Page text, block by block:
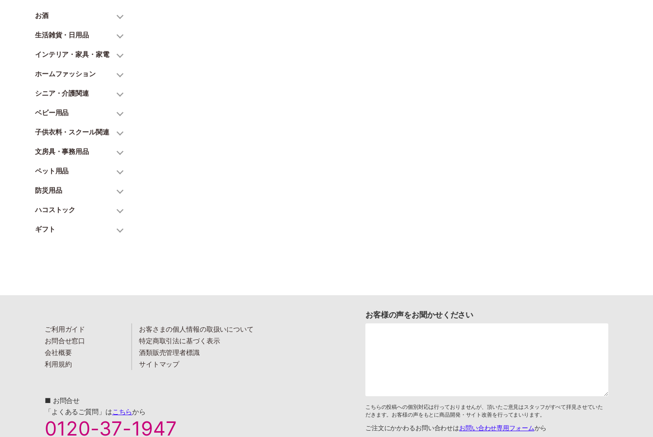
お酒
生活雑貨・日用品
インテリア・家具・家電
ホームファッション
シニア・介護関連
ベビー用品
子供衣料・スクール関連
文房具・事務用品
ペット用品
防災用品
ハコストック
ギフト
ご利用ガイド
お問合せ窓口
会社概要
利用規約
お客さまの個人情報の取扱いについて
特定商取引法に基づく表示
酒類販売管理者標識
サイトマップ
■ お問合せ
「よくあるご質問」はこちらから
0120-37-1947
お客様の声をお聞かせください
こちらの投稿への個別対応は行っておりませんが、頂いたご意見はスタッフがすべて拝見させていた
だきます。お客様の声をもとに商品開発・サイト改善を行ってまいります。
ご注文にかかわるお問い合わせはお問い合わせ専用フォームから